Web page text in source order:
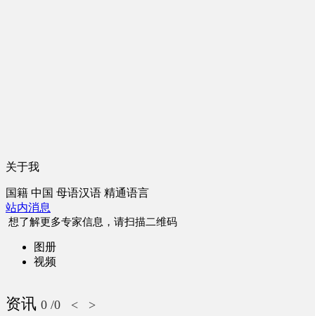
关于我
国籍 中国 母语汉语 精通语言
站内消息
想了解更多专家信息，请扫描二维码
图册
视频
资讯 0 /0 < >